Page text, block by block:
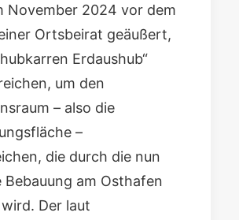
November 2024 vor dem
Ortsbeirat geäußert,
Erdaushub“
um den
– also die
–
die durch die nun
Bebauung am Osthafen
Der laut